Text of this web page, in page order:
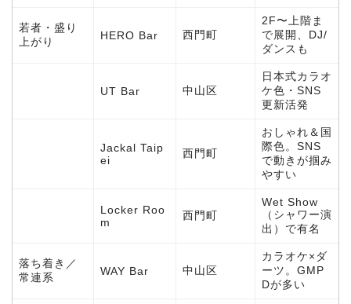
若者・盛り
上がり
HERO Bar 西門町
2F〜上階ま
で展開、DJ/
ダンスも
UT Bar 中山区
日本式カラオ
ケ色・SNS
更新活発
Jackal Taip
ei
西門町
おしゃれ＆国
際色。SNS
で動きが掴み
やすい
Locker Roo
m
西門町
Wet Show
（シャワー演
出）で有名
落ち着き／
常連系
WAY Bar 中山区
カラオケ×ダ
ーツ。GMP
Dが多い